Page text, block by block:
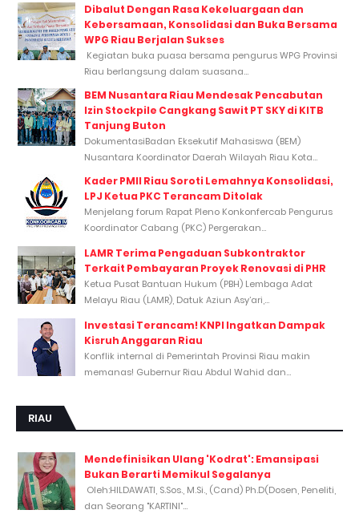
Dibalut Dengan Rasa Kekeluargaan dan
Kebersamaan, Konsolidasi dan Buka Bersama
WPG Riau Berjalan Sukses
Kegiatan buka puasa bersama pengurus WPG Provinsi
Riau berlangsung dalam suasana...
BEM Nusantara Riau Mendesak Pencabutan
Izin Stockpile Cangkang Sawit PT SKY di KITB
Tanjung Buton
DokumentasiBadan Eksekutif Mahasiswa (BEM)
Nusantara Koordinator Daerah Wilayah Riau Kota...
Kader PMII Riau Soroti Lemahnya Konsolidasi,
LPJ Ketua PKC Terancam Ditolak
Menjelang forum Rapat Pleno Konkonfercab Pengurus
Koordinator Cabang (PKC) Pergerakan...
LAMR Terima Pengaduan Subkontraktor
Terkait Pembayaran Proyek Renovasi di PHR
Ketua Pusat Bantuan Hukum (PBH) Lembaga Adat
Melayu Riau (LAMR), Datuk Aziun Asy’ari,...
Investasi Terancam! KNPI Ingatkan Dampak
Kisruh Anggaran Riau
Konflik internal di Pemerintah Provinsi Riau makin
memanas! Gubernur Riau Abdul Wahid dan...
RIAU
Mendefinisikan Ulang 'Kodrat': Emansipasi
Bukan Berarti Memikul Segalanya
Oleh:HILDAWATI, S.Sos., M.Si., (Cand) Ph.D(Dosen, Peneliti,
dan Seorang "KARTINI"...